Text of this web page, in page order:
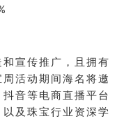
宣传推广，且拥有
活动期间海名将邀
音等电商直播平台
及珠宝行业资深学